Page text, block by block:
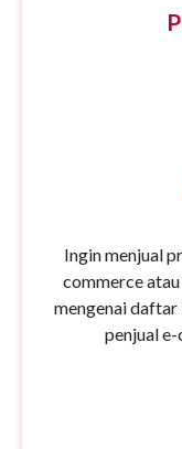
Ingin menjual
commerce
mengenai
penjual